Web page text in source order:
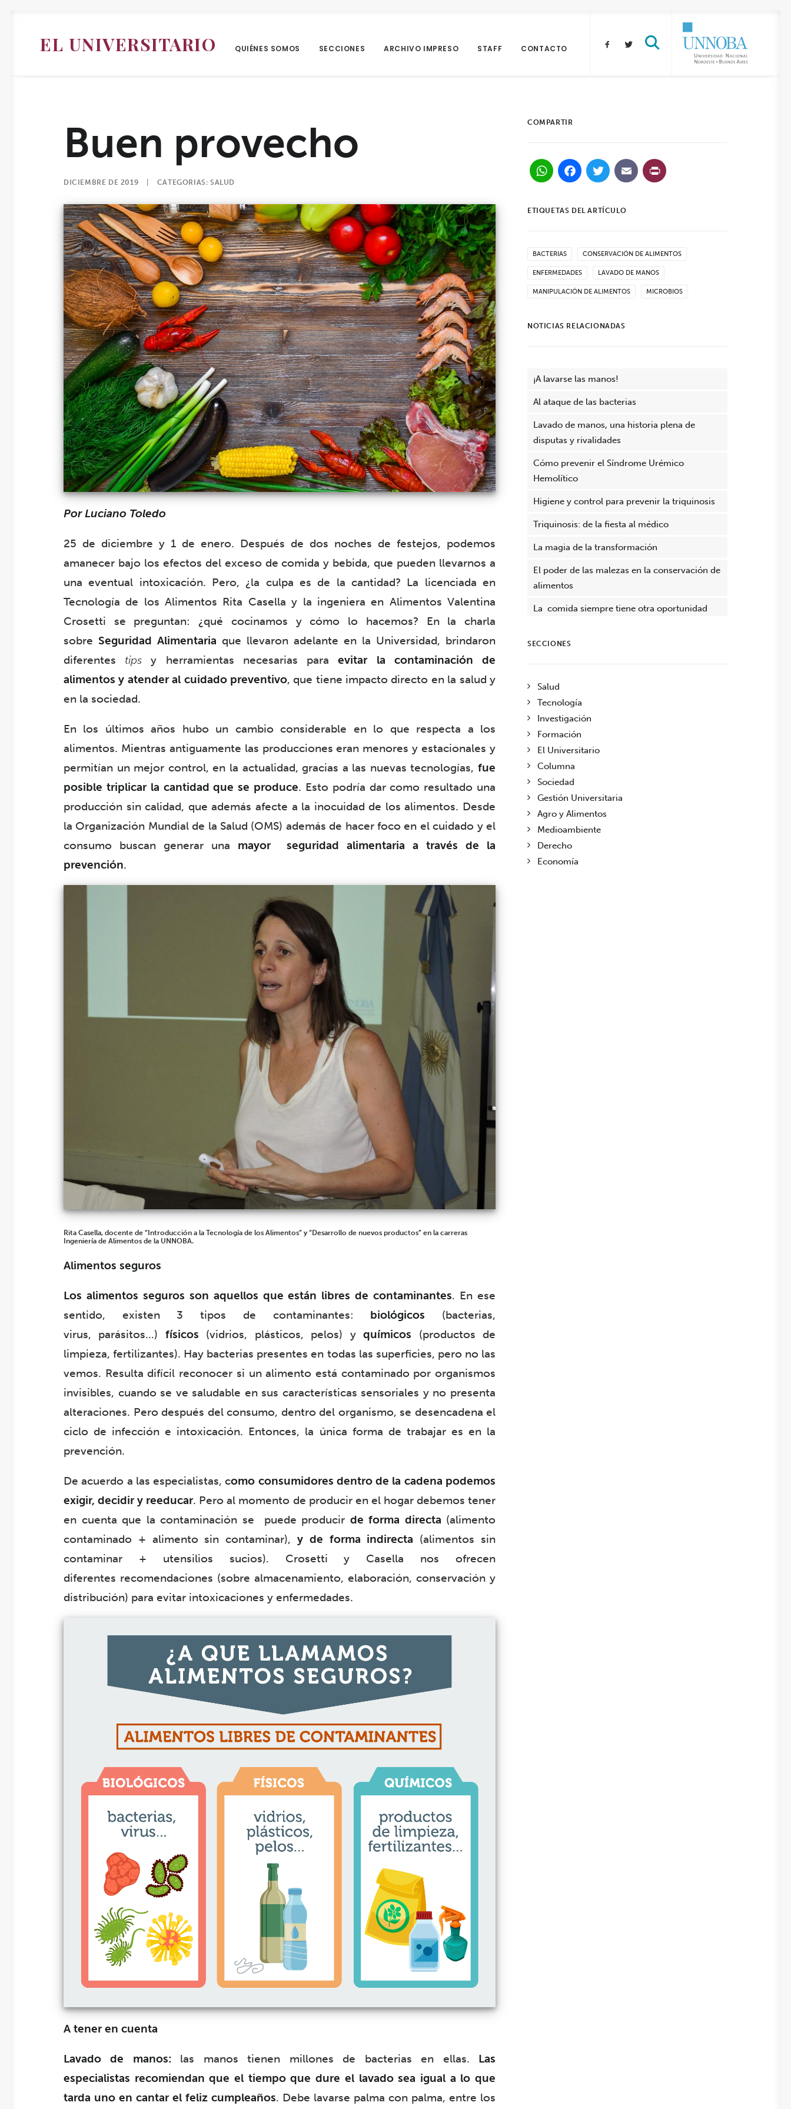
EL UNIVERSITARIO QUIÉNES SOMOS SECCIONES ARCHIVO IMPRESO STAFF CONTACTO
Buen provecho
DICIEMBRE DE 2019 CATEGORIAS:SALUD
Por Luciano Toledo
25 de diciembre y 1 de enero. Después de dos noches de festejos, podemos
amanecer bajo los efectos del exceso de comida y bebida, que pueden llevarnos a
una eventual intoxicación. Pero, ¿la culpa es de la cantidad? La licenciada en
Tecnología de los Alimentos Rita Casella y la ingeniera en Alimentos Valentina
Crosetti se preguntan: ¿qué cocinamos y cómo lo hacemos? En la charla
sobre Seguridad Alimentaria que llevaron adelante en la Universidad, brindaron
diferentes
tips y herramientas necesarias para
evitar la contaminación de
alimentos y atender al cuidado preventivo, que tiene impacto directo en la salud y
en la sociedad.
En los últimos años hubo un cambio considerable en lo que respecta a los
alimentos. Mientras antiguamente las producciones eran menores y estacionales y
permitían un mejor control, en la actualidad, gracias a las nuevas tecnologías, fue
posible triplicar la cantidad que se produce. Esto podría dar como resultado una
producción sin calidad, que además afecte a la inocuidad de los alimentos. Desde
la Organización Mundial de la Salud (OMS) además de hacer foco en el cuidado y el
consumo buscan generar una mayor seguridad alimentaria a través de la
prevención.
Rita Casella, docente de “Introducción a la Tecnología de los Alimentos” y “Desarrollo de nuevos productos” en la carreras
Ingeniería de Alimentos de la UNNOBA.
Alimentos seguros
Los alimentos seguros son aquellos que están libres de contaminantes. En ese
sentido, existen 3 tipos de contaminantes:
biológicos
(bacterias,
virus, parásitos…) físicos (vidrios, plásticos, pelos) y químicos
(productos de
limpieza, fertilizantes). Hay bacterias presentes en todas las superficies, pero no las
vemos. Resulta difícil reconocer si un alimento está contaminado por organismos
invisibles, cuando se ve saludable en sus características sensoriales y no presenta
alteraciones. Pero después del consumo, dentro del organismo, se desencadena el
ciclo de infección e intoxicación. Entonces, la única forma de trabajar es en la
prevención.
De acuerdo a las especialistas, como consumidores dentro de la cadena podemos
exigir, decidir y reeducar. Pero al momento de producir en el hogar debemos tener
en cuenta que la contaminación se puede producir de forma directa (alimento
contaminado + alimento sin contaminar), y de forma indirecta (alimentos sin
contaminar + utensilios sucios). Crosetti y Casella nos ofrecen
diferentes recomendaciones (sobre almacenamiento, elaboración, conservación y
distribución) para evitar intoxicaciones y enfermedades.
A tener en cuenta
Lavado de manos: las manos tienen millones de bacterias en ellas.
Las
especialistas recomiendan que el tiempo que dure el lavado sea igual a lo que
tarda uno en cantar el feliz cumpleaños. Debe lavarse palma con palma, entre los
COMPARTIR
WhatsApp
Facebook
Twitter
Email
ETIQUETAS DEL ARTÍCULO
BACTERIAS CONSERVACIÓN DE ALIMENTOS
ENFERMEDADES LAVADO DE MANOS
MANIPULACIÓN DE ALIMENTOS MICROBIOS
NOTICIAS RELACIONADAS
¡A lavarse las manos!
Al ataque de las bacterias
Lavado de manos, una historia plena de
disputas y rivalidades
Cómo prevenir el Síndrome Urémico
Hemolítico
Higiene y control para prevenir la triquinosis
Triquinosis: de la fiesta al médico
La magia de la transformación
El poder de las malezas en la conservación de
alimentos
La comida siempre tiene otra oportunidad
SECCIONES
Salud
Tecnología
Investigación
Formación
El Universitario
Columna
Sociedad
Gestión Universitaria
Agro y Alimentos
Medioambiente
Derecho
Economía